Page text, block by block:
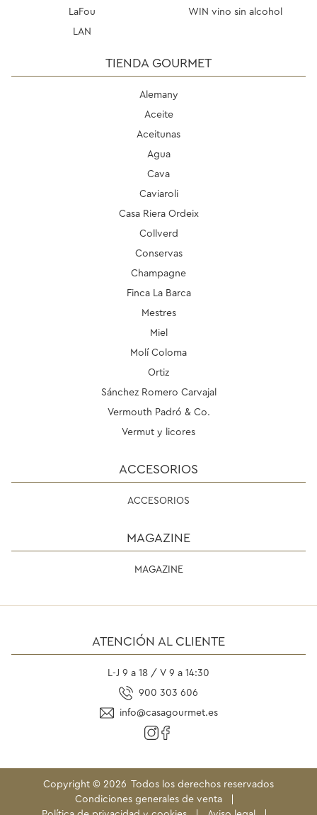
LaFou
LAN
WIN vino sin alcohol
TIENDA GOURMET
Alemany
Aceite
Aceitunas
Agua
Cava
Caviaroli
Casa Riera Ordeix
Collverd
Conservas
Champagne
Finca La Barca
Mestres
Miel
Molí Coloma
Ortiz
Sánchez Romero Carvajal
Vermouth Padró & Co.
Vermut y licores
ACCESORIOS
ACCESORIOS
MAGAZINE
MAGAZINE
ATENCIÓN AL CLIENTE
L-J 9 a 18 / V 9 a 14:30
900 303 606
info@casagourmet.es
Copyright © 2026
Todos los derechos reservados
Condiciones generales de venta